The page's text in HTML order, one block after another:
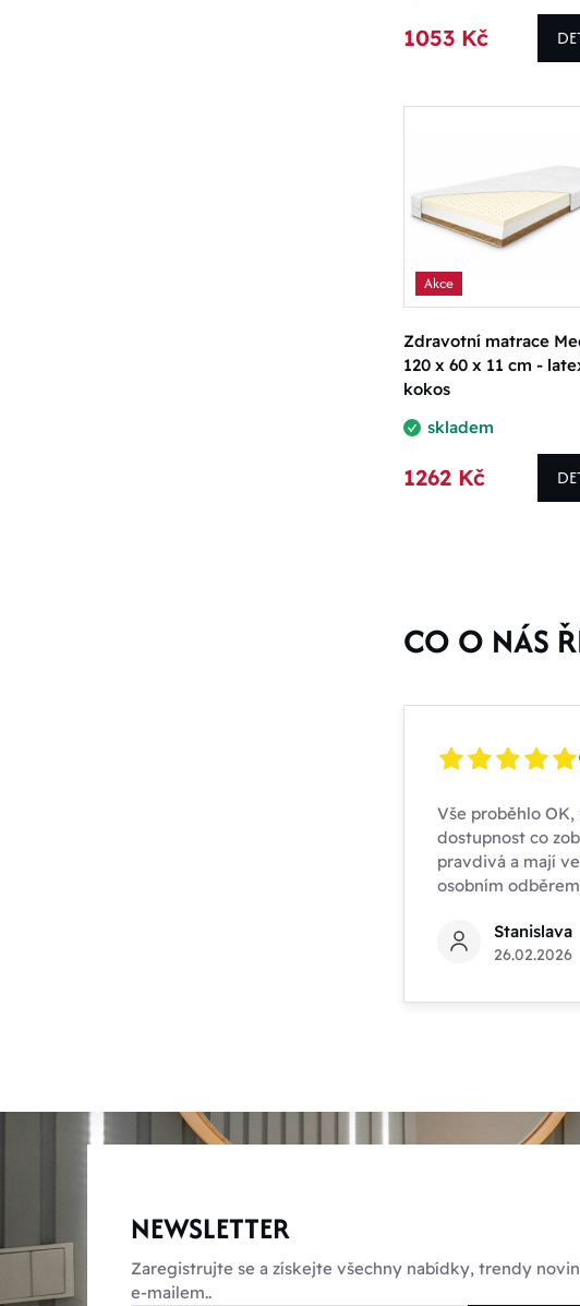
1053 Kč
Akce
Zdravotní matrace
120 x 60 x 11 cm -
kokos
skladem
1262 Kč
CO O NÁS
Vše proběhlo OK,
dostupnost co
pravdivá a mají
osobním
Stanislava
26.02.2026
NEWSLETTER
Zaregistrujte se a získejte všechny nabídky, trendy
e-mailem..